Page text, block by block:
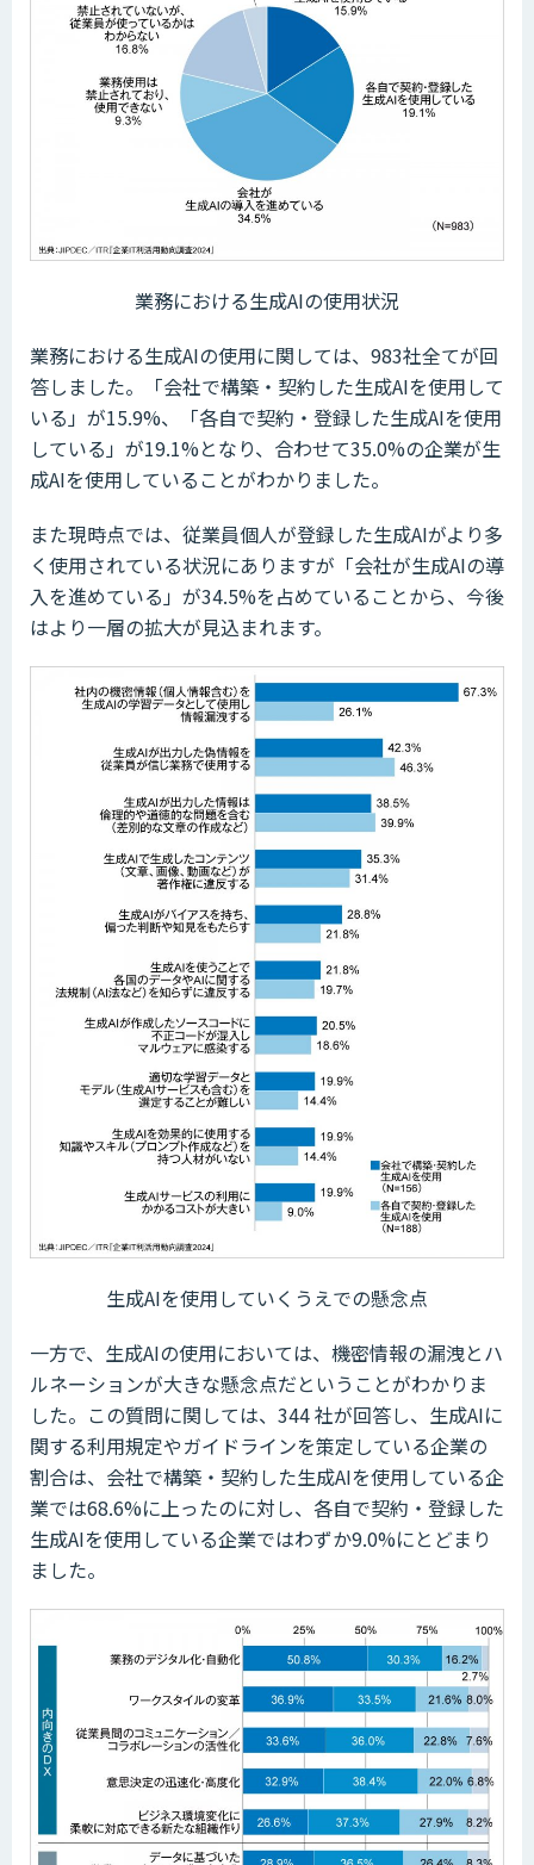
業務における生成AIの使用状況
業務における生成AIの使用に関しては、983社全てが回
答しました。「会社で構築・契約した生成AIを使用して
いる」が15.9%、「各自で契約・登録した生成AIを使用
している」が19.1%となり、合わせて35.0%の企業が生
成AIを使用していることがわかりました。
また現時点では、従業員個人が登録した生成AIがより多
く使用されている状況にありますが「会社が生成AIの導
入を進めている」が34.5%を占めていることから、今後
はより一層の拡大が見込まれます。
生成AIを使用していくうえでの懸念点
一方で、生成AIの使用においては、機密情報の漏洩とハ
ルネーションが大きな懸念点だということがわかりま
した。この質問に関しては、344 社が回答し、生成AIに
関する利用規定やガイドラインを策定している企業の
割合は、会社で構築・契約した生成AIを使用している企
業では68.6%に上ったのに対し、各自で契約・登録した
生成AIを使用している企業ではわずか9.0%にとどまり
ました。